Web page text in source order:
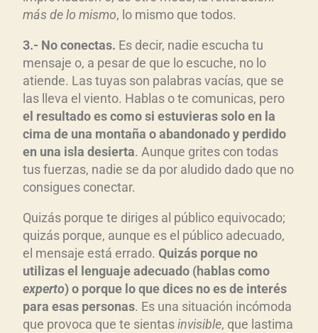
más de lo mismo, lo mismo que todos.
3.- No conectas. Es decir, nadie escucha tu
mensaje o, a pesar de que lo escuche, no lo
atiende. Las tuyas son palabras vacías, que se
las lleva el viento. Hablas o te comunicas, pero
el resultado es como si estuvieras solo en la
cima de una montaña o abandonado y perdido
en una isla desierta. Aunque grites con todas
tus fuerzas, nadie se da por aludido dado que no
consigues conectar.
Quizás porque te diriges al público equivocado;
quizás porque, aunque es el público adecuado,
el mensaje está errado. Quizás porque no
utilizas el lenguaje adecuado (hablas como
experto) o porque lo que dices no es de interés
para esas personas. Es una situación incómoda
que provoca que te sientasinvisible, que lastima